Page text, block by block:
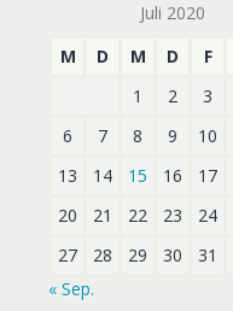
Juli 2020
M
D M D F
1
2 3
6
7 8 9 10
13
14 15 16 17
20
21 22 23 24
27
28 29 30
31
« Sep.